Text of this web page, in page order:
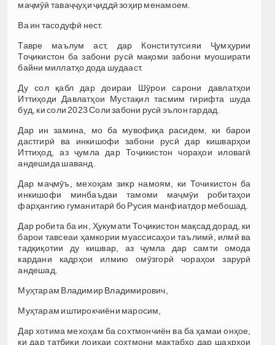
маҷмӯӣ таваҷҷуҳи ҷиддӣ зоҳир менамоем.
Ва ин тасодуфӣ нест.
Тавре маълум аст, дар Конститутсияи Ҷумҳурии
Тоҷикистон ба забони русӣ мақоми забони муоширати
байни миллатҳо дода шудааст.
Ду сол қабл дар доираи Шӯрои сарони давлатҳои
Иттиҳоди Давлатҳои Мустақил тасмим гирифта шуда
буд, ки соли 2023 Соли забони русӣ эълон гардад.
Дар ин замина, мо ба мувофиқа расидем, ки барои
дастгирӣ ва инкишофи забони русӣ дар кишварҳои
Иттиҳод, аз ҷумла дар Тоҷикистон чораҳои иловагӣ
андешида шаванд.
Дар маҷмӯъ, мехоҳам зикр намоям, ки Точикистон ба
инкишофи минбаъдаи тамоми маҷмӯи робитаҳои
фарҳангию гуманитарӣ бо Русия манфиатдор мебошад.
Дар робита ба ин, Ҳукумати Тоҷикистон мақсад дорад, ки
барои тавсеаи ҳамкории муассисаҳои таълимӣ, илмӣ ва
тадқиқотии ду кишвар, аз ҷумла дар самти омода
кардани кадрҳои илмию омӯзгорӣ чораҳои зарурӣ
андешад.
Муҳтарам Владимир Владимирович,
Муҳтарам иштирокчиёни маросим,
Дар хотима мехоҳам ба сохтмончиён ва ба ҳамаи онҳое,
ки дар татбиқи лоиҳаи сохтмони мактабҳо дар шаҳрҳои